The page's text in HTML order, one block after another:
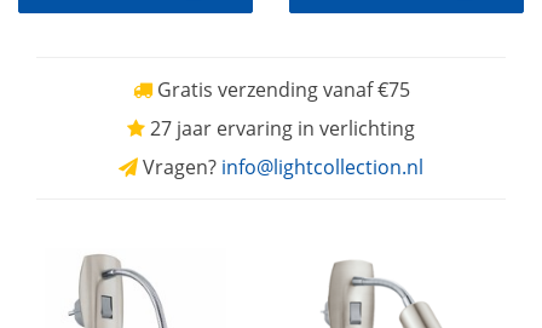
Gratis verzending vanaf €75
27 jaar ervaring in verlichting
Vragen? info@lightcollection.nl